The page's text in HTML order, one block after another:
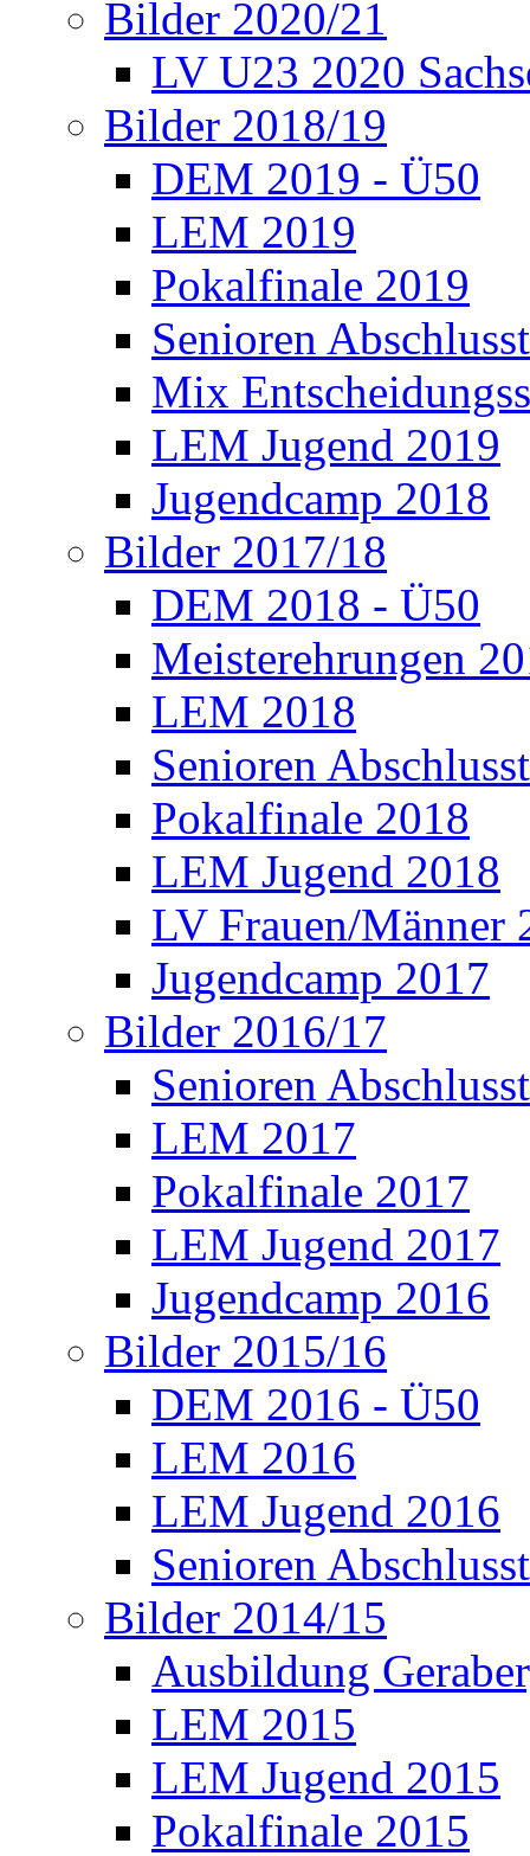
Bilder 2020/21
LV U23 2020
Bilder 2018/19
DEM 2019 - Ü50
LEM 2019
Pokalfinale 2019
Senioren
Mix
LEM Jugend 2019
Jugendcamp 2018
Bilder 2017/18
DEM 2018 - Ü50
Meisterehrungen
LEM 2018
Senioren
Pokalfinale 2018
LEM Jugend 2018
LV Frauen/Männer
Jugendcamp 2017
Bilder 2016/17
Senioren
LEM 2017
Pokalfinale 2017
LEM Jugend 2017
Jugendcamp 2016
Bilder 2015/16
DEM 2016 - Ü50
LEM 2016
LEM Jugend 2016
Senioren
Bilder 2014/15
Ausbildung
LEM 2015
LEM Jugend 2015
Pokalfinale 2015